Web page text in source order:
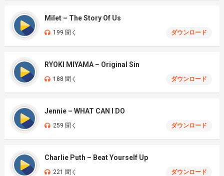
Milet – The Story Of Us
199 聞く ダウンロード
RYOKI MIYAMA – Original Sin
188 聞く ダウンロード
Jennie – WHAT CAN I DO
259 聞く ダウンロード
Charlie Puth – Beat Yourself Up
221 聞く ダウンロード